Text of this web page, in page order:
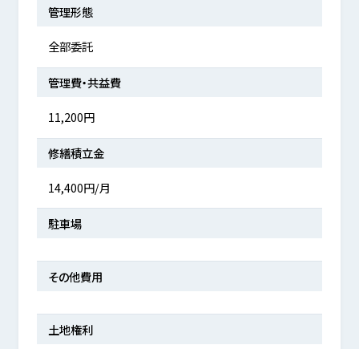
管理形態
全部委託
管理費・共益費
11,200円
修繕積立金
14,400円/月
駐車場
その他費用
土地権利